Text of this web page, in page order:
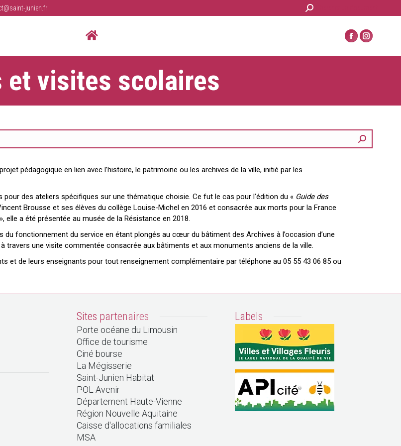
junien.fr
Recherche
:
La
page
une
fenêtre
La
page
une
fenêtre
visites scolaires
pédagogique en lien avec l’histoire, le patrimoine ou les archives de la ville, initié par les
des ateliers spécifiques sur une thématique choisie. Ce fut le cas pour l’édition du « Guide des
Brousse et ses élèves du collège Louise-Michel en 2016 et consacrée aux morts pour la France
elle a été présentée au musée de la Résistance en 2018.
fonctionnement du service en étant plongés au cœur du bâtiment des Archives à l’occasion d’une
travers une visite commentée consacrée aux bâtiments et aux monuments anciens de la ville.
et de leurs enseignants pour tout renseignement complémentaire par téléphone au 05 55 43 06 85 ou
Sites partenaires
Porte océane du Limousin
Office de tourisme
Ciné bourse
La Mégisserie
Saint-Junien Habitat
POL Avenir
Département Haute-Vienne
Région Nouvelle Aquitaine
Caisse d'allocations familiales
MSA
Labels